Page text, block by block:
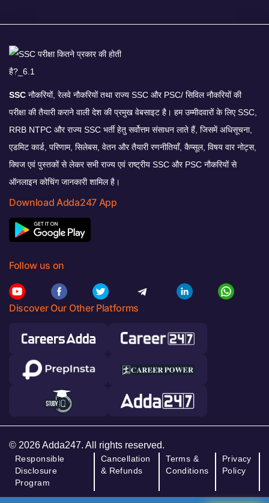
SSC नौकरियों, रेलवे नौकरियों तथा राज्य SSC और PSC/ सिविल नौकरियों की
परीक्षा की तैयारी कराने वाली देश की प्रमुख वेबसाइट है। हम उम्मीदवारों के लिए SSC,
RRB NTPC और राज्य SSC भर्ती हेतु सर्वोत्तम संसाधन लाते हैं, जिसमें अधिसूचना,
एडमिट कार्ड, परिणाम, सिलेबस, वेतन और तैयारी रणनीतियाँ, कैप्सूल, विषय वार नोट्स,
क्विज एवं पुस्तकों से लेकर सभी राज्य एवं राष्ट्रीय SSC और PSC नौकरियों से
ऑनलाइन कोचिंग जानकारी शामिल है।
Download Adda247 App
Follow us on
Discover Our Other Platforms
© 2026 Adda247. All rights reserved.
Responsible
Disclosure
Program
Cancellation
& Refunds
Terms &
Conditions
Privacy
Policy